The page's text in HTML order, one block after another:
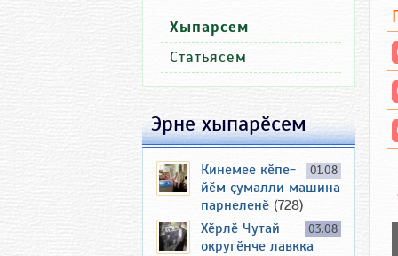
Хыпарсем
Статьясем
Эрне хыпарӗсем
01.08
Кинемее кӗпе-
йӗм ҫумалли машина
парнеленӗ (728)
03.08
Хӗрлӗ Чутай
округӗнче лавкка